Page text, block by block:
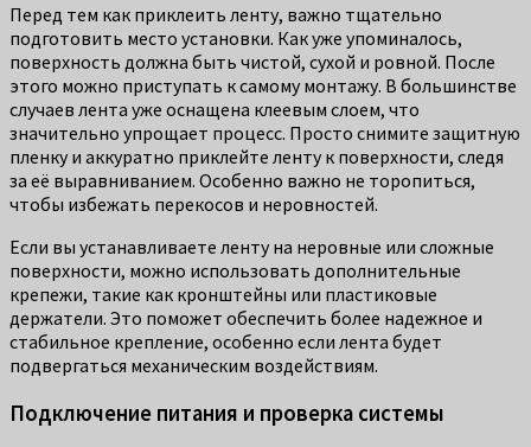
Перед тем как приклеить ленту, важно тщательно
подготовить место установки. Как уже упоминалось,
поверхность должна быть чистой, сухой и ровной. После
этого можно приступать к самому монтажу. В большинстве
случаев лента уже оснащена клеевым слоем, что
значительно упрощает процесс. Просто снимите защитную
пленку и аккуратно приклейте ленту к поверхности, следя
за её выравниванием. Особенно важно не торопиться,
чтобы избежать перекосов и неровностей.
Если вы устанавливаете ленту на неровные или сложные
поверхности, можно использовать дополнительные
крепежи, такие как кронштейны или пластиковые
держатели. Это поможет обеспечить более надежное и
стабильное крепление, особенно если лента будет
подвергаться механическим воздействиям.
Подключение питания и проверка системы